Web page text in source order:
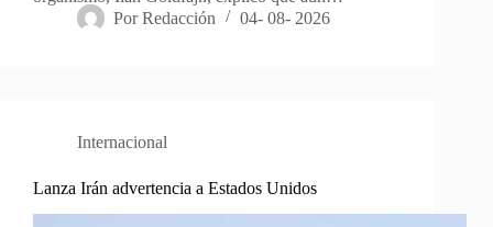
Por Redacción 04- 08- 2026
Internacional
Lanza Irán advertencia a Estados Unidos